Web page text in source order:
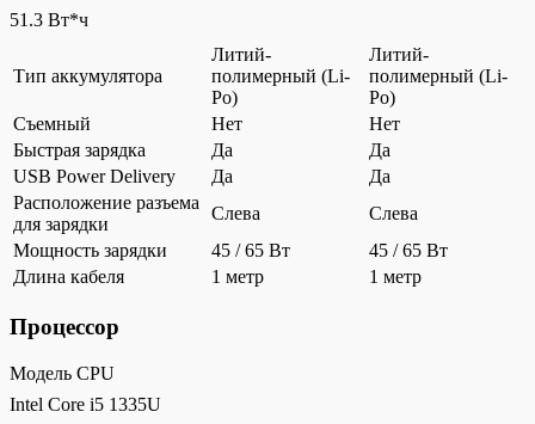
51.3 Вт*ч
Тип аккумулятора
Литий-
полимерный (Li-
Po)
Литий-
полимерный (Li-
Po)
Съемный
Нет
Нет
Быстрая зарядка
Да
Да
USB Power Delivery
Да
Да
Расположение разъема
для зарядки
Слева
Слева
Мощность зарядки
45 / 65 Вт
45 / 65 Вт
Длина кабеля
1 метр 1 метр
Процессор
Модель CPU
Intel Core i5 1335U